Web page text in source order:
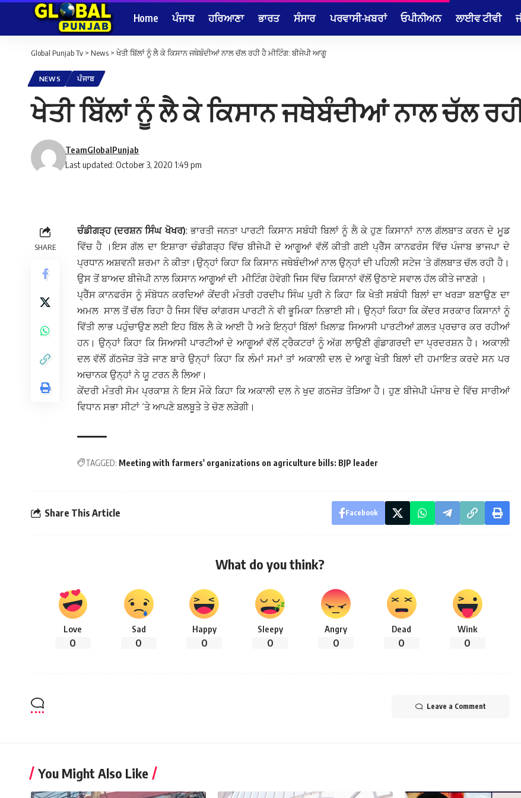
Home ਪੰਜਾਬ ਹਰਿਆਣਾ ਭਾਰਤ ਸੰਸਾਰ ਪਰਵਾਸੀ-ਖ਼ਬਰਾਂ ਓਪੀਨੀਅਨ ਲਾਈਵ ਟੀਵੀ
Global Punjab Tv > News > ਖੇਤੀ ਬਿੱਲਾਂ ਨੂੰ ਲੈ ਕੇ ਕਿਸਾਨ ਜਥੇਬੰਦੀਆਂ ਨਾਲ ਚੱਲ ਰਹੀ ਹੈ ਮੀਟਿੰਗ: ਬੀਜੇਪੀ ਆਗੂ
NEWS ਪੰਜਾਬ
ਖੇਤੀ ਬਿੱਲਾਂ ਨੂੰ ਲੈ ਕੇ ਕਿਸਾਨ ਜਥੇਬੰਦੀਆਂ ਨਾਲ ਚੱਲ
Last updated: October 3, 2020 1:49 pm
TeamGlobalPunjab
SHARE
ਚੰਡੀਗੜ੍ਹ (ਦਰਸ਼ਨ ਸਿੰਘ ਖੋਖਰ): ਭਾਰਤੀ ਜਨਤਾ ਪਾਰਟੀ ਕਿਸਾਨ ਸਬੰਧੀ ਬਿਲਾਂ ਨੂੰ ਲੈ ਕੇ ਹੁਣ ਕਿਸਾਨਾਂ ਨਾਲ ਗੱਲਬਾਤ ਕਰਨ ਦੇ ਮੂਡ
ਵਿੱਚ ਹੈ ।ਇਸ ਗੱਲ ਦਾ ਇਸ਼ਾਰਾ ਚੰਡੀਗੜ੍ਹ ਵਿੱਚ ਬੀਜੇਪੀ ਦੇ ਆਗੂਆਂ ਵੱਲੋਂ ਕੀਤੀ ਗਈ ਪ੍ਰੈੱਸ ਕਾਨਫਰੰਸ ਵਿੱਚ ਪੰਜਾਬ ਭਾਜਪਾ ਦੇ
ਪ੍ਰਧਾਨ ਅਸ਼ਵਨੀ ਸ਼ਰਮਾ ਨੇ ਕੀਤਾ।ਉਨ੍ਹਾਂ ਕਿਹਾ ਕਿ ਕਿਸਾਨ ਜਥੇਬੰਦੀਆਂ ਨਾਲ ਉਨ੍ਹਾਂ ਦੀ ਪਹਿਲੀ ਸਟੇਜ ‘ਤੇ ਗੱਲਬਾਤ ਚੱਲ ਰਹੀ ਹੈ।
ਉਸ ਤੋਂ ਬਾਅਦ ਬੀਜੇਪੀ ਨਾਲ ਕਿਸਾਨ ਆਗੂਆਂ ਦੀ ਮੀਟਿੰਗ ਹੋਵੇਗੀ ਜਿਸ ਵਿੱਚ ਕਿਸਾਨਾਂ ਵੱਲੋਂ ਉਠਾਏ ਸਵਾਲ ਹੱਲ ਕੀਤੇ ਜਾਣਗੇ ।
ਪ੍ਰੈੱਸ ਕਾਨਫਰੰਸ ਨੂੰ ਸੰਬੋਧਨ ਕਰਦਿਆਂ ਕੇਂਦਰੀ ਮੰਤਰੀ ਹਰਦੀਪ ਸਿੰਘ ਪੁਰੀ ਨੇ ਕਿਹਾ ਕਿ ਖੇਤੀ ਸਬੰਧੀ ਬਿਲਾਂ ਦਾ ਖਰੜਾ ਬਣਾਉਣ ਦਾ
ਅਮਲ ਸਾਲ ਤੋਂ ਚੱਲ ਰਿਹਾ ਹੈ ਜਿਸ ਵਿੱਚ ਕਾਂਗਰਸ ਪਾਰਟੀ ਨੇ ਵੀ ਭੂਮਿਕਾ ਨਿਭਾਈ ਸੀ। ਉਨ੍ਹਾਂ ਕਿਹਾ ਕਿ ਕੇਂਦਰ ਸਰਕਾਰ ਕਿਸਾਨਾਂ ਨੂੰ
ਵਿੱਤੀ ਲਾਭ ਪਹੁੰਚਾਉਣ ਲਈ ਇਹ ਬਿੱਲ ਲੈ ਕੇ ਆਈ ਹੈ ਅਤੇ ਇਨ੍ਹਾਂ ਬਿੱਲਾਂ ਖ਼ਿਲਾਫ਼ ਸਿਆਸੀ ਪਾਰਟੀਆਂ ਗ਼ਲਤ ਪ੍ਰਚਾਰ ਕਰ ਰਹੀਆਂ
ਹਨ। ਉਨ੍ਹਾਂ ਕਿਹਾ ਕਿ ਸਿਆਸੀ ਪਾਰਟੀਆਂ ਦੇ ਆਗੂਆਂ ਵੱਲੋਂ ਟ੍ਰੈਕਟਰਾਂ ਨੂੰ ਅੱਗ ਲਾਉਣੀ ਗੁੰਡਾਗਰਦੀ ਦਾ ਪ੍ਰਦਰਸ਼ਨ ਹੈ। ਅਕਾਲੀ
ਦਲ ਵੱਲੋਂ ਗੱਠਜੋੜ ਤੋੜੇ ਜਾਣ ਬਾਰੇ ਉਨ੍ਹਾਂ ਕਿਹਾ ਕਿ ਲੰਮਾਂ ਸਮਾਂ ਤਾਂ ਅਕਾਲੀ ਦਲ ਦੇ ਆਗੂ ਖੇਤੀ ਬਿਲਾਂ ਦੀ ਹਮਾਇਤ ਕਰਦੇ ਸਨ ਪਰ
ਅਚਾਨਕ ਉਨ੍ਹਾਂ ਨੇ ਯੂ ਟਰਨ ਲੈ ਲਿਆ।
ਕੇਂਦਰੀ ਮੰਤਰੀ ਸੋਮ ਪ੍ਰਕਾਸ਼ ਨੇ ਇਸ ਮੌਕੇ ਕਿਹਾ ਕਿ ਅਕਾਲੀ ਦਲ ਨੇ ਖੁਦ ਗਠਜੋੜ ਤੋੜਿਆ ਹੈ। ਹੁਣ ਬੀਜੇਪੀ ਪੰਜਾਬ ਦੇ ਵਿੱਚ ਸਾਰੀਆਂ
ਵਿਧਾਨ ਸਭਾ ਸੀਟਾਂ ‘ਤੇ ਆਪਣੇ ਬਲਬੂਤੇ ਤੇ ਚੋਣ ਲੜੇਗੀ।
TAGGED: Meeting with farmers' organizations on agriculture bills: BJP leader
Share This Article Facebook
What do you think?
Love
0
Sad
0
Happy
0
Sleepy
0
Angry
0
Dead
0
Wink
0
Leave a Comment
You Might Also Like